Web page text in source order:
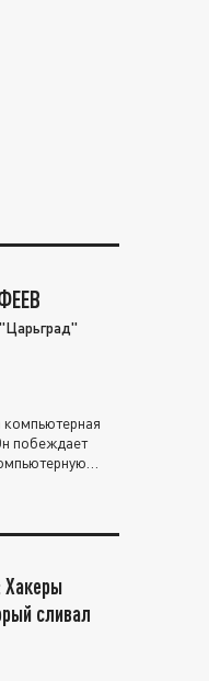
побеждает
Хакеры
сливал